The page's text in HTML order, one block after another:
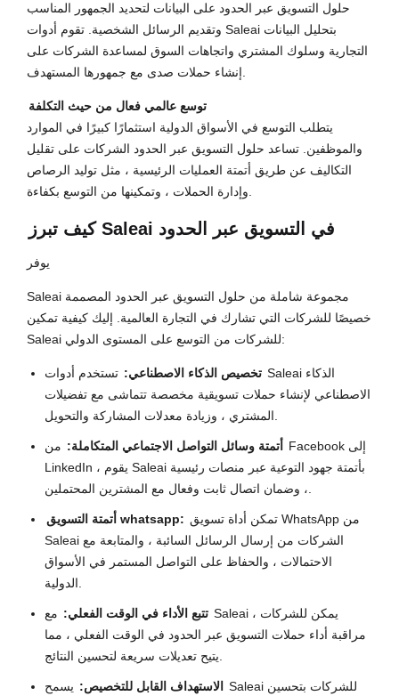
حلول التسويق عبر الحدود على البيانات لتحديد الجمهور المناسب
وتقديم الرسائل الشخصية. تقوم أدوات Saleai بتحليل البيانات
التجارية وسلوك المشتري واتجاهات السوق لمساعدة الشركات على
إنشاء حملات صدى مع جمهورها المستهدف.
توسع عالمي فعال من حيث التكلفة
يتطلب التوسع في الأسواق الدولية استثمارًا كبيرًا في الموارد
والموظفين. تساعد حلول التسويق عبر الحدود الشركات على تقليل
التكاليف عن طريق أتمتة العمليات الرئيسية ، مثل توليد الرصاص
وإدارة الحملات ، وتمكينها من التوسع بكفاءة.
كيف تبرز Saleai في التسويق عبر الحدود
يوفر
Saleai مجموعة شاملة من حلول التسويق عبر الحدود المصممة
خصيصًا للشركات التي تشارك في التجارة العالمية. إليك كيفية تمكين
Saleai للشركات من التوسع على المستوى الدولي:
تخصيص الذكاء الاصطناعي: تستخدم أدوات Saleai الذكاء
الاصطناعي لإنشاء حملات تسويقية مخصصة تتماشى مع تفضيلات
المشتري ، وزيادة معدلات المشاركة والتحويل.
أتمتة وسائل التواصل الاجتماعي المتكاملة: من Facebook إلى
LinkedIn ، يقوم Saleai بأتمتة جهود التوعية عبر منصات رئيسية
، وضمان اتصال ثابت وفعال مع المشترين المحتملين.
أتمتة التسويق whatsapp: تمكن أداة تسويق WhatsApp من
Saleai الشركات من إرسال الرسائل السائبة ، والمتابعة مع
الاحتمالات ، والحفاظ على التواصل المستمر في الأسواق
الدولية.
تتبع الأداء في الوقت الفعلي: مع Saleai ، يمكن للشركات
مراقبة أداء حملات التسويق عبر الحدود في الوقت الفعلي ، مما
يتيح تعديلات سريعة لتحسين النتائج.
الاستهداف القابل للتخصيص: يسمح Saleai للشركات بتحسين